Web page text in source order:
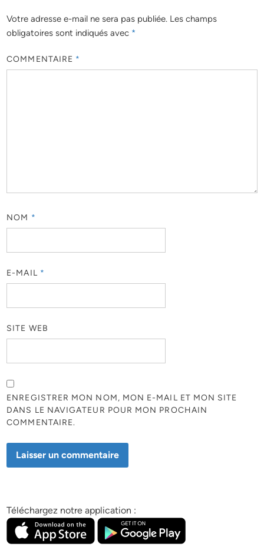
Votre adresse e-mail ne sera pas publiée. Les champs
obligatoires sont indiqués avec *
COMMENTAIRE *
NOM *
E-MAIL *
SITE WEB
ENREGISTRER MON NOM, MON E-MAIL ET MON SITE
DANS LE NAVIGATEUR POUR MON PROCHAIN
COMMENTAIRE.
Téléchargez notre application :